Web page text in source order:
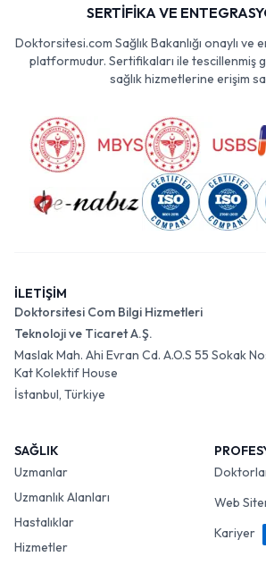
SERTİFİKA VE
Doktorsitesi.com Sağlık Bakanlığı onaylı ve
platformudur. Sertifikaları ile tescillenmiş
sağlık hizmetlerine erişim
İLETİŞİM
Doktorsitesi Com Bilgi Hizmetleri
Teknoloji ve Ticaret A.Ş.
Maslak Mah. Ahi Evran Cd. A.O.S 55 Sokak
Kat Kolektif House
İstanbul, Türkiye
SAĞLIK
Uzmanlar
Uzmanlık Alanları
Hastalıklar
Hizmetler
Web
Kariyer